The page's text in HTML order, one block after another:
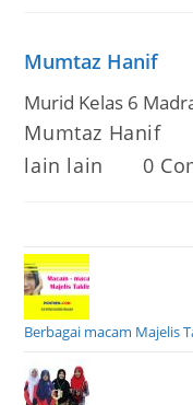
Mumtaz Hanif
Murid Kelas 6
Post
Mumtaz Hanif
Post
lain lain
Post
0
Berbagai macam Majelis